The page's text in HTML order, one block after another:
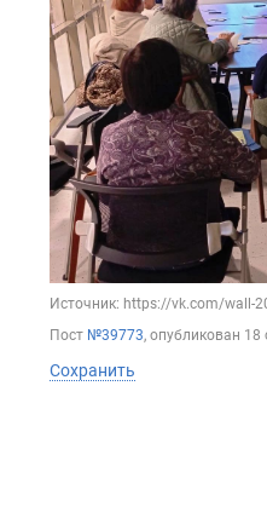
Источник: https://vk.com/wall-
Пост №39773, опубликован 18
Сохранить